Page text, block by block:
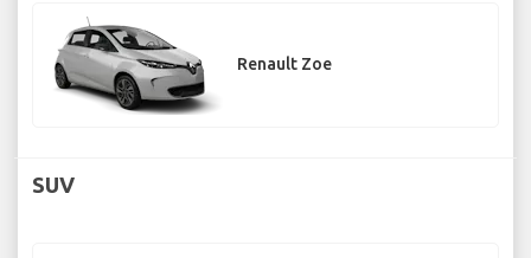
Renault Zoe
SUV